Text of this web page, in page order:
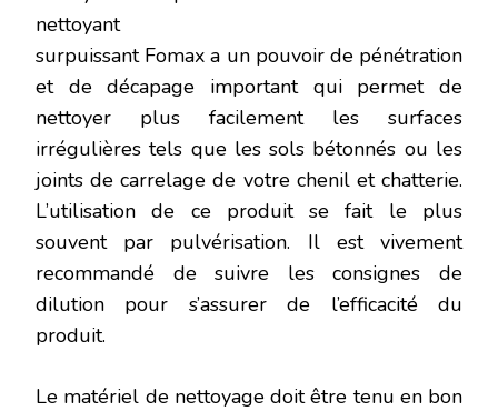
nettoyant
surpuissant Fomax a un pouvoir de pénétration
et de décapage important qui permet de
nettoyer plus facilement les surfaces
irrégulières tels que les sols bétonnés ou les
joints de carrelage de votre chenil et chatterie.
L’utilisation de ce produit se fait le plus
souvent par pulvérisation. Il est vivement
recommandé de suivre les consignes de
dilution pour s’assurer de l’efficacité du
produit.
Le matériel de nettoyage doit être tenu en bon